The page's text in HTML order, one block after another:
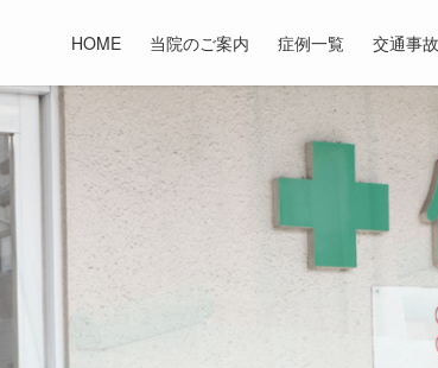
HOME 当院のご案内 症例一覧 交通事